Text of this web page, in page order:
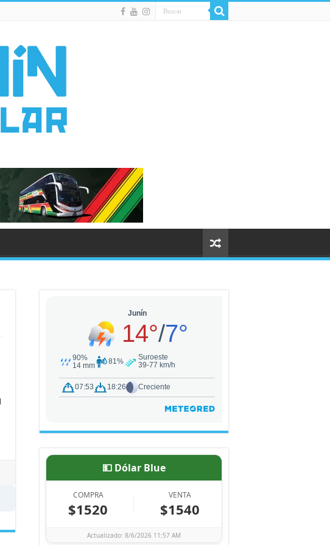
💵 Dólar Blue
COMPRA
$1520
VENTA
$1540
Actualizado: 8/6/2026 11:57 AM